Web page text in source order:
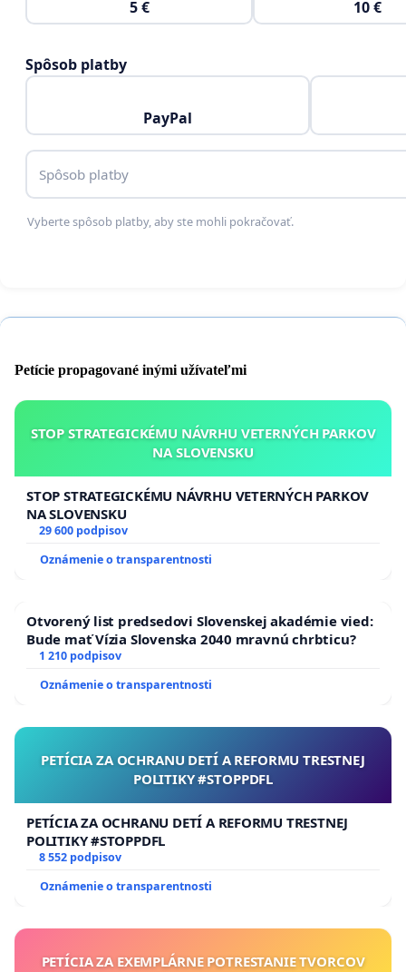
5 €
10 €
Spôsob platby
PayPal
Spôsob platby
Vyberte spôsob platby, aby ste mohli pokračovať.
Petície propagované inými užívateľmi
STOP STRATEGICKÉMU NÁVRHU VETERNÝCH PARKOV
NA SLOVENSKU
STOP STRATEGICKÉMU NÁVRHU VETERNÝCH PARKOV
NA SLOVENSKU
29 600 podpisov
Oznámenie o transparentnosti
Otvorený list predsedovi Slovenskej akadémie vied:
Bude mať Vízia Slovenska 2040 mravnú chrbticu?
1 210 podpisov
Oznámenie o transparentnosti
PETÍCIA ZA OCHRANU DETÍ A REFORMU TRESTNEJ
POLITIKY #STOPPDFL
PETÍCIA ZA OCHRANU DETÍ A REFORMU TRESTNEJ
POLITIKY #STOPPDFL
8 552 podpisov
Oznámenie o transparentnosti
PETÍCIA ZA EXEMPLÁRNE POTRESTANIE TVORCOV